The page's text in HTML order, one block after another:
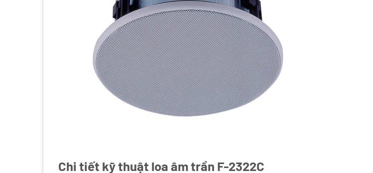
Chi tiết kỹ thuật loa âm trần F-2322C